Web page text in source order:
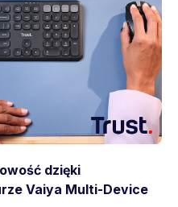
dzięki
Vaiya Multi-Device